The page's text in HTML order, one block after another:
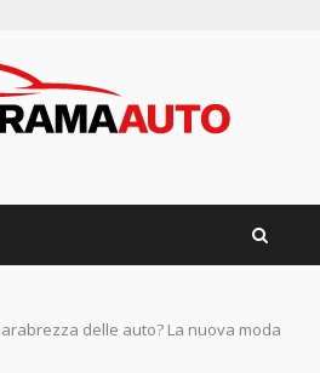
delle auto? La nuova moda